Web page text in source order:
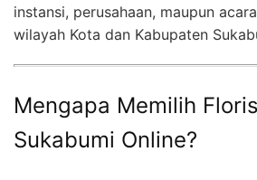
instansi, perusahaan, maupun
wilayah Kota dan Kabupaten
Mengapa Memilih
Sukabumi Online?